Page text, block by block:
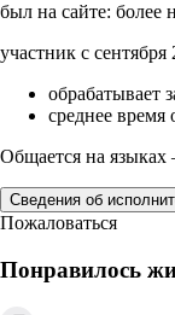
был на сайте: более
участник с сентября
обрабатывает
среднее
Общается на
Сведения об
Пожаловаться
Понравилось